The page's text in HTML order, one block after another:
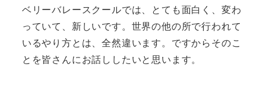
ベリーバレースクールでは、とても面白く、変わ
っていて、新しいです。世界の他の所で行われて
いるやり方とは、全然違います。ですからそのこ
とを皆さんにお話ししたいと思います。